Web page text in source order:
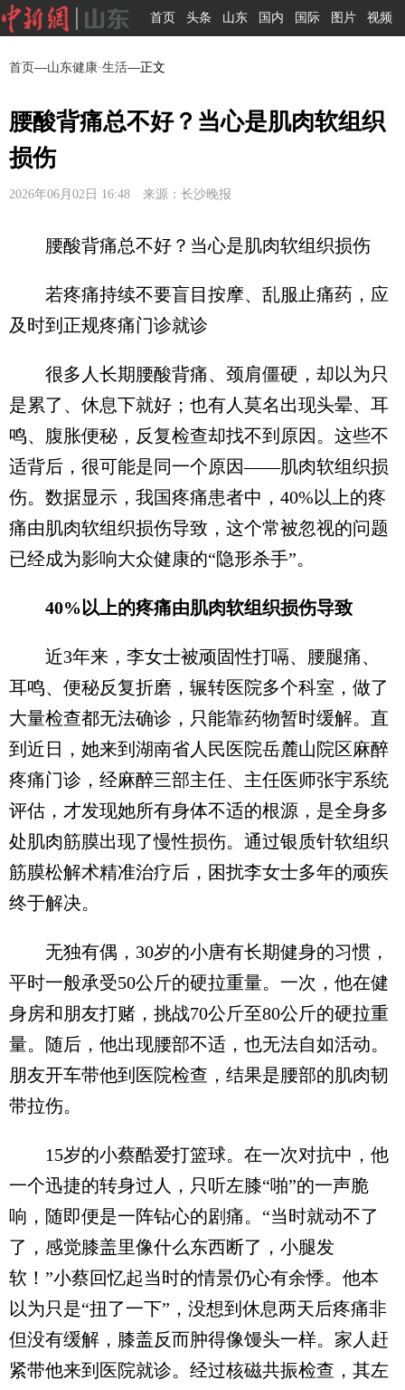
首页 头条 山东 国内 国际 图片 视频
首页—山东健康·生活—正文
腰酸背痛总不好？当心是肌肉软组织
损伤
2026年06月02日 16:48 来源：长沙晚报
腰酸背痛总不好？当心是肌肉软组织损伤
若疼痛持续不要盲目按摩、乱服止痛药，应
及时到正规疼痛门诊就诊
很多人长期腰酸背痛、颈肩僵硬，却以为只
是累了、休息下就好；也有人莫名出现头晕、耳
鸣、腹胀便秘，反复检查却找不到原因。这些不
适背后，很可能是同一个原因——肌肉软组织损
伤。数据显示，我国疼痛患者中，40%以上的疼
痛由肌肉软组织损伤导致，这个常被忽视的问题
已经成为影响大众健康的“隐形杀手”。
40%以上的疼痛由肌肉软组织损伤导致
近3年来，李女士被顽固性打嗝、腰腿痛、
耳鸣、便秘反复折磨，辗转医院多个科室，做了
大量检查都无法确诊，只能靠药物暂时缓解。直
到近日，她来到湖南省人民医院岳麓山院区麻醉
疼痛门诊，经麻醉三部主任、主任医师张宇系统
评估，才发现她所有身体不适的根源，是全身多
处肌肉筋膜出现了慢性损伤。通过银质针软组织
筋膜松解术精准治疗后，困扰李女士多年的顽疾
终于解决。
无独有偶，30岁的小唐有长期健身的习惯，
平时一般承受50公斤的硬拉重量。一次，他在健
身房和朋友打赌，挑战70公斤至80公斤的硬拉重
量。随后，他出现腰部不适，也无法自如活动。
朋友开车带他到医院检查，结果是腰部的肌肉韧
带拉伤。
15岁的小蔡酷爱打篮球。在一次对抗中，他
一个迅捷的转身过人，只听左膝“啪”的一声脆
响，随即便是一阵钻心的剧痛。“当时就动不了
了，感觉膝盖里像什么东西断了，小腿发
软！”小蔡回忆起当时的情景仍心有余悸。他本
以为只是“扭了一下”，没想到休息两天后疼痛非
但没有缓解，膝盖反而肿得像馒头一样。家人赶
紧带他来到医院就诊。经过核磁共振检查，其左